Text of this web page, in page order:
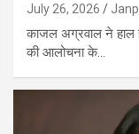
July 26, 2026
काजल अग्रवाल ने हाल
की आलोचना के…